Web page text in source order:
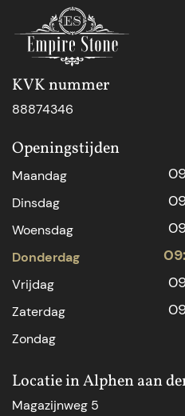
KVK nummer
88874346
Openingstijden
Maandag
Dinsdag
Woensdag
Donderdag
Vrijdag
Zaterdag
Zondag
Locatie in Alphen aan
Magazijnweg 5